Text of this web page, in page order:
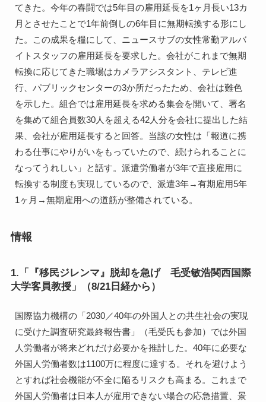
てきた。今年の春闘では5年目の雇用延長を1ヶ月長い13カ
月とさせたことで1年前倒しの6年目に無期転換する形にし
た。この成果を糧にして、ニュースサブの女性常勤アルバ
イトスタッフの雇用延長を要求した。会社がこれまで無期
転換に応じてきた職場はカメラアシスタント、テレビ進
行、パブリックセンターの3か所だったため、会社は難色
を示した。組合では雇用延長を求める集会を開いて、署名
を集めて組合員数30人を超える42人分を会社に提出した結
果、会社が雇用延長すると回答。当該の女性は「報道に携
わる仕事にやりがいをもっていたので、続けられることに
なってうれしい」と話す。派遣労働者が3年で直接雇用に
転換する制度も実現しているので、派遣3年→有期雇用5年
1ヶ月→無期雇用への道筋が整備されている。
情報
1.「『移民ジレンマ』脱却を急げ 毛受敏浩関西国際
大学客員教授」（8/21日経から）
国際協力機構の「2030／40年の外国人との共生社会の実現
に受けた調査研究最終報告書」（毛受氏も参加）では外国
人労働者が将来どれだけ必要かを推計した。40年に必要な
外国人労働者数は1100万に程度に達する。それを避けよう
とすれば社会機能が不全に陥るリスクも高まる。これまで
外国人労働者は日本人が雇用できない場合の応急措置、景